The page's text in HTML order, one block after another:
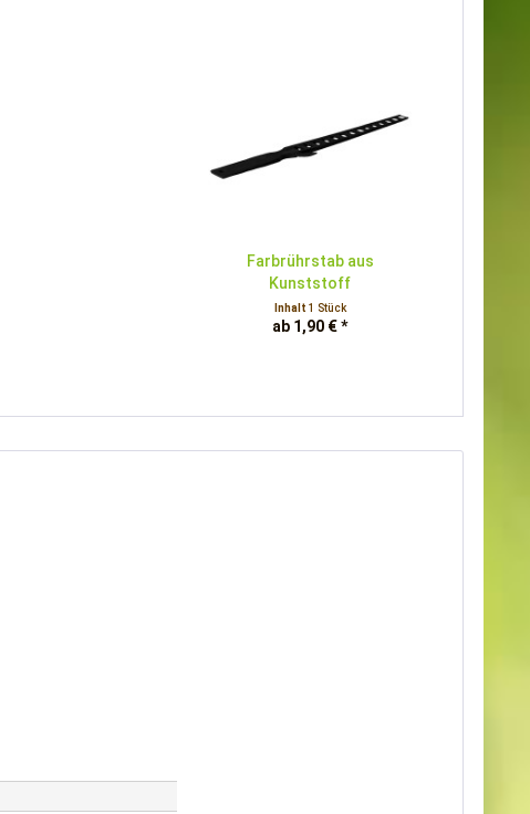
Farbrührstab aus
Kunststoff
Inhalt 1 Stück
ab 1,90 € *